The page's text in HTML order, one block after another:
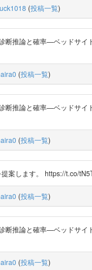
(投稿一覧)
断推論と確率—ベッドサ
(投稿一覧)
断推論と確率—ベッドサ
(投稿一覧)
案します。 https://t.co/
(投稿一覧)
断推論と確率—ベッドサ
(投稿一覧)